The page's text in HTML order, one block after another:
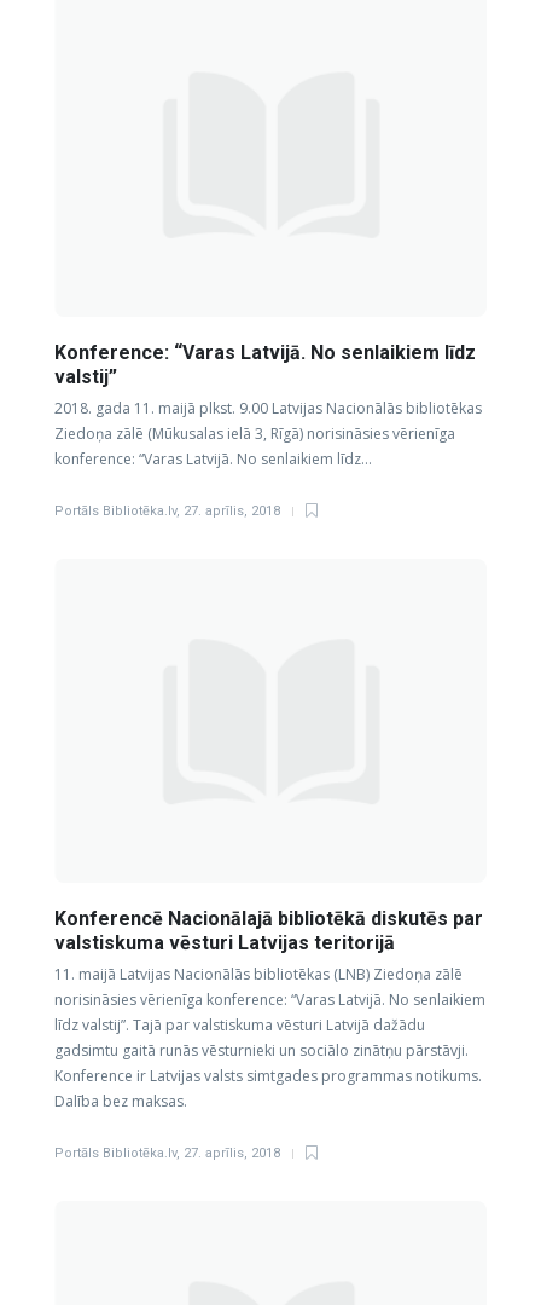
Konference: “Varas Latvijā. No senlaikiem līdz
valstij”
2018. gada 11. maijā plkst. 9.00 Latvijas Nacionālās bibliotēkas
Ziedoņa zālē (Mūkusalas ielā 3, Rīgā) norisināsies vērienīga
konference: “Varas Latvijā. No senlaikiem līdz…
Portāls Bibliotēka.lv, 27. aprīlis, 2018
Konferencē Nacionālajā bibliotēkā diskutēs par
valstiskuma vēsturi Latvijas teritorijā
11. maijā Latvijas Nacionālās bibliotēkas (LNB) Ziedoņa zālē
norisināsies vērienīga konference: “Varas Latvijā. No senlaikiem
līdz valstij”. Tajā par valstiskuma vēsturi Latvijā dažādu
gadsimtu gaitā runās vēsturnieki un sociālo zinātņu pārstāvji.
Konference ir Latvijas valsts simtgades programmas notikums.
Dalība bez maksas.
Portāls Bibliotēka.lv, 27. aprīlis, 2018